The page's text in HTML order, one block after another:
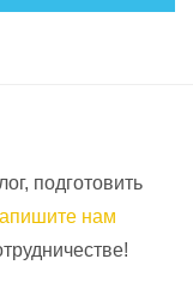
подготовить
нам